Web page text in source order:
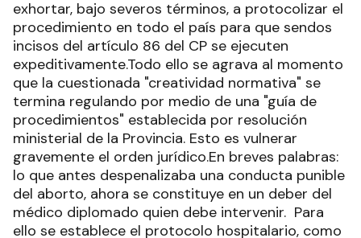
exhortar, bajo severos términos, a protocolizar el
procedimiento en todo el país para que sendos
incisos del artículo 86 del CP se ejecuten
expeditivamente.Todo ello se agrava al momento
que la cuestionada "creatividad normativa" se
termina regulando por medio de una "guía de
procedimientos" establecida por resolución
ministerial de la Provincia. Esto es vulnerar
gravemente el orden jurídico.En breves palabras:
lo que antes despenalizaba una conducta punible
del aborto, ahora se constituye en un deber del
médico diplomado quien debe intervenir. Para
ello se establece el protocolo hospitalario, como